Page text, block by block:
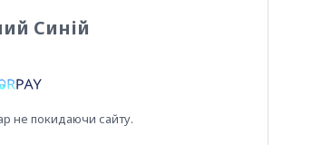
Синій
не покидаючи сайту.